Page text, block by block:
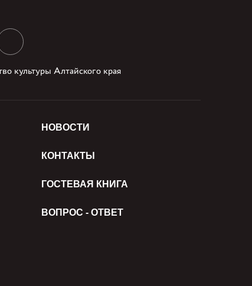
культуры Алтайского края
НОВОСТИ
КОНТАКТЫ
ГОСТЕВАЯ КНИГА
ВОПРОС - ОТВЕТ